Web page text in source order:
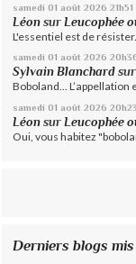
samedi 01 août 2026 21h51
Léon sur Leucophée
L'essentiel est de
samedi 01 août 2026
Sylvain Blanchard
Boboland... L’appellation
samedi 01 août 2026 20h23
Léon sur Leucophée
Oui, vous habitez
Derniers blogs